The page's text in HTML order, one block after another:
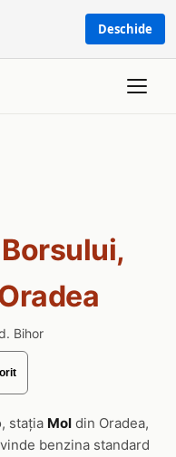
Deschide
Bihor
stația Mol din Oradea,
benzina standard